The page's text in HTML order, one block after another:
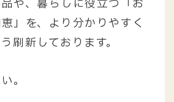
や、暮らしに役立つ「お
」を、より分かりやすく
刷新しております。
。